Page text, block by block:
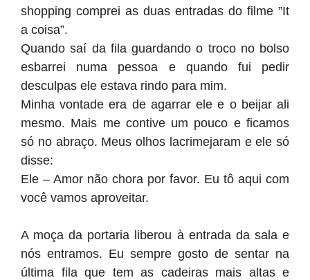
shopping comprei as duas entradas do filme ”It
a coisa”.
Quando saí da fila guardando o troco no bolso
esbarrei numa pessoa e quando fui pedir
desculpas ele estava rindo para mim.
Minha vontade era de agarrar ele e o beijar ali
mesmo. Mais me contive um pouco e ficamos
só no abraço. Meus olhos lacrimejaram e ele só
disse:
Ele – Amor não chora por favor. Eu tô aqui com
você vamos aproveitar.
A moça da portaria liberou à entrada da sala e
nós entramos. Eu sempre gosto de sentar na
última fila que tem as cadeiras mais altas e